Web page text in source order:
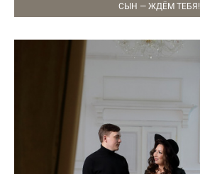
СЫН — ЖДЁМ ТЕБЯ!